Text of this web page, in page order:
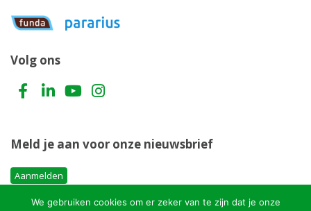
Volg ons
Meld je aan voor onze nieuwsbrief
Aanmelden
We gebruiken cookies om er zeker van te zijn dat je onze